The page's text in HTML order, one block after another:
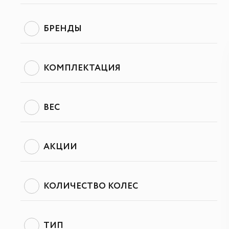
БРЕНДЫ
КОМПЛЕКТАЦИЯ
ВЕС
АКЦИИ
КОЛИЧЕСТВО КОЛЕС
ТИП